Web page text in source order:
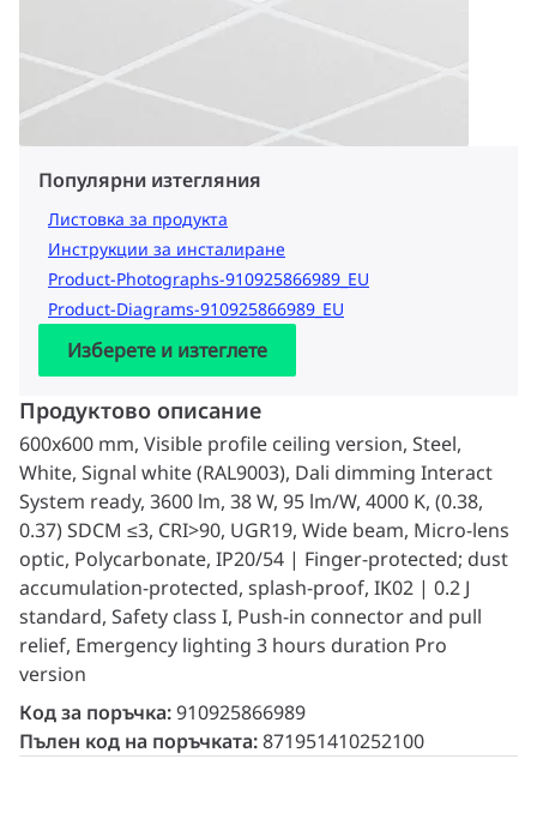
Популярни изтегляния
Листовка за продукта
Инструкции за инсталиране
Product-Photographs-910925866989_EU
Product-Diagrams-910925866989_EU
Изберете и изтеглете
Продуктово описание
600x600 mm, Visible profile ceiling version, Steel,
White, Signal white (RAL9003), Dali dimming Interact
System ready, 3600 lm, 38 W, 95 lm/W, 4000 K, (0.38,
0.37) SDCM ≤3, CRI>90, UGR19, Wide beam, Micro-lens
optic, Polycarbonate, IP20/54 | Finger-protected; dust
accumulation-protected, splash-proof, IK02 | 0.2 J
standard, Safety class I, Push-in connector and pull
relief, Emergency lighting 3 hours duration Pro
version
Код за поръчка:910925866989
Пълен код на поръчката:871951410252100